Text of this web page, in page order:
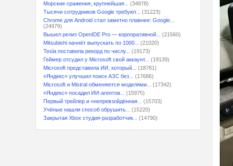
Морские сражения, крупнейшая...
(34878)
Тысячи сотрудников Google требуют...
(31223)
Chrome для Android стал заметно плавнее: Google...
(24979)
Вышел релиз OpenIDE Pro — корпоративной...
(21560)
Mitsubishi начнёт выпускать по 1000...
(21020)
Tesla поставила рекорд по числу...
(19173)
Геймер отсудил у Microsoft свой аккаунт...
(19139)
Microsoft представила ИИ, который...
(18781)
«Яндекс» улучшил поиск АЗС без...
(17686)
Microsoft и Mistral обменяются моделями...
(17342)
«Яндекс» посадил ИИ-агентов...
(15975)
Первый трейлер и «непревзойдённая...
(15703)
Учёные нашли способ обрушить...
(15220)
Закрытая Xbox студия-разработчик...
(14790)